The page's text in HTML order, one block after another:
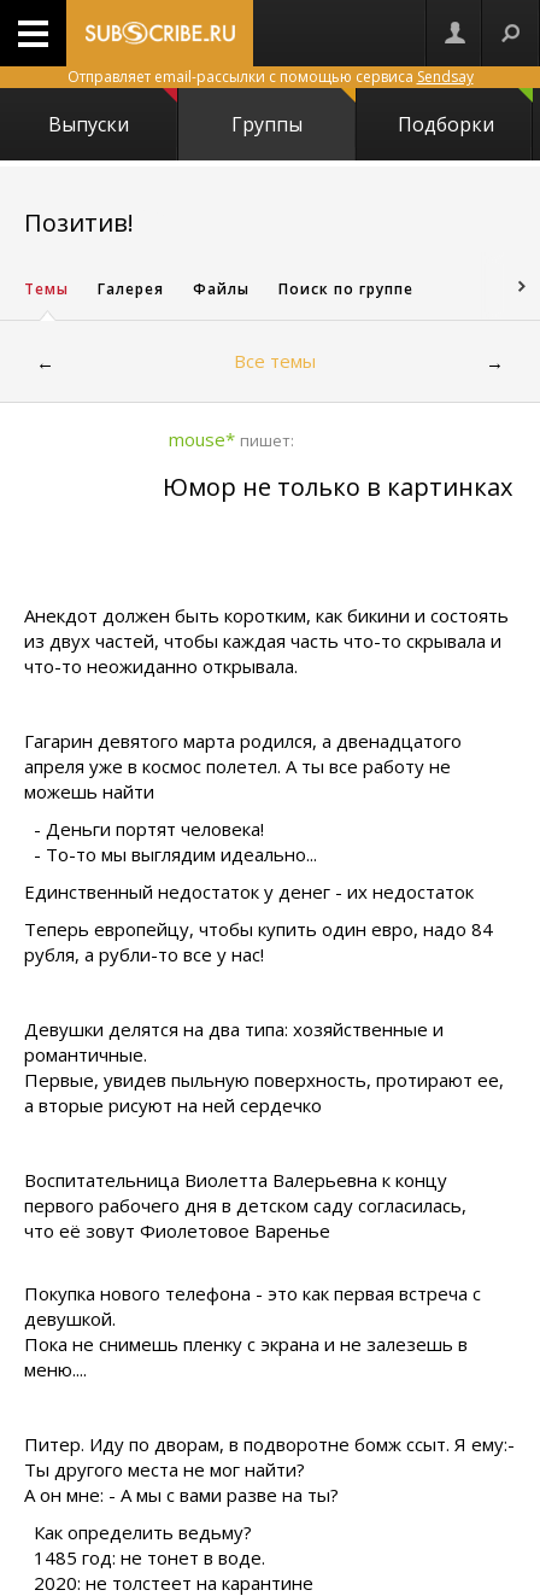
Отправляет email-рассылки с помощью сервиса Sendsay
Выпуски Группы Подборки
Позитив!
Темы Галерея Файлы Поиск по группе
← Все темы →
mouse* пишет:
Юмор не только в картинках
Анекдот должен быть коротким, как бикини и состоять
из двух частей, чтобы каждая часть что-то скрывала и
что-то неожиданно открывала.
Гагарин девятого марта родился, а двенадцатого
апреля уже в космос полетел. А ты все работу не
можешь найти
- Деньги портят человека!
- То-то мы выглядим идеально...
Единственный недостаток у денег - их недостаток
Теперь европейцу, чтобы купить один евро, надо 84
рубля, а рубли-то все у нас!
Девушки делятся на два типа: хозяйственные и
романтичные.
Первые, увидев пыльную поверхность, протирают ее,
а вторые рисуют на ней сердечко
Воспитательница Виолетта Валерьевна к концу
первого рабочего дня в детском саду согласилась,
что её зовут Фиолетовое Варенье
Покупка нового телефона - это как первая встреча с
девушкой.
Пока не снимешь пленку с экрана и не залезешь в
меню....
Питер. Иду по дворам, в подворотне бомж ссыт. Я ему:-
Ты другого места не мог найти?
А он мне: - А мы с вами разве на ты?
Как определить ведьму?
1485 год: не тонет в воде.
2020: не толстеет на карантине